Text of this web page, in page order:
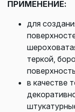
ПРИМЕНЕНИЕ:
для
теркой,
в качестве